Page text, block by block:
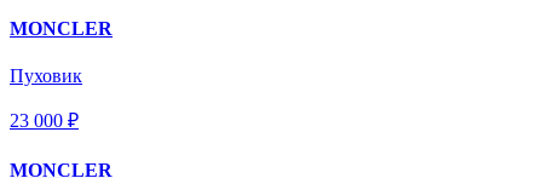
MONCLER
Пуховик
23 000 ₽
MONCLER